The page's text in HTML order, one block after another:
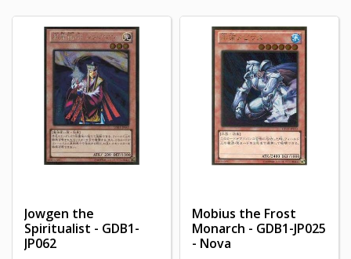
Jowgen the
Spiritualist - GDB1-
JP062
Mobius the Frost
Monarch - GDB1-JP025
- Nova